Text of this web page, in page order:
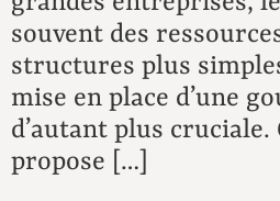
souvent des
structures plus
mise en place d’une
d’autant plus
propose […]